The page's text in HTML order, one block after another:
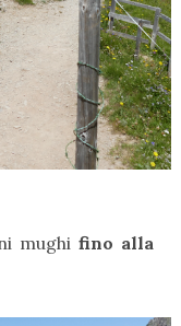
mughifino alla